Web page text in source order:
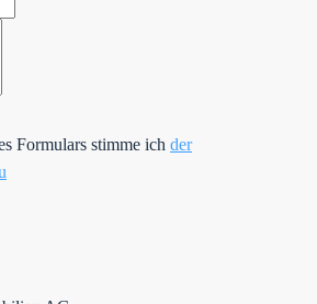
Formulars stimme ich der